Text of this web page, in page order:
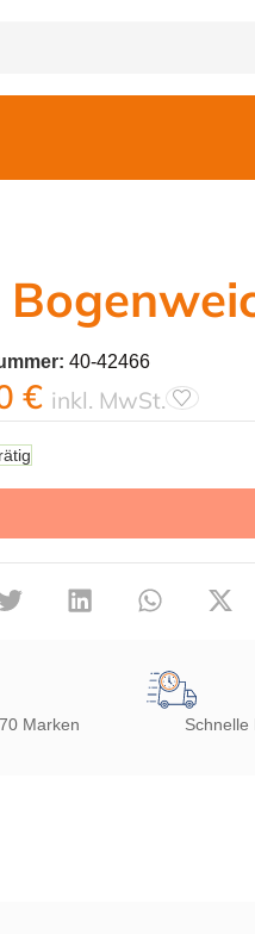
40-42466
€ inkl. MwSt.
Marken Schnelle